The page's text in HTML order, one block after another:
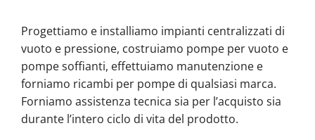
Progettiamo e installiamo impianti centralizzati di
vuoto e pressione, costruiamo pompe per vuoto e
pompe soffianti, effettuiamo manutenzione e
forniamo ricambi per pompe di qualsiasi marca.
Forniamo assistenza tecnica sia per l’acquisto sia
durante l’intero ciclo di vita del prodotto.